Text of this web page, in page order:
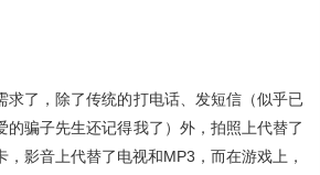
了，除了传统的打电话、发短信（似乎已
骗子先生还记得我了）外，拍照上代替了
影音上代替了电视和MP3，而在游戏上，